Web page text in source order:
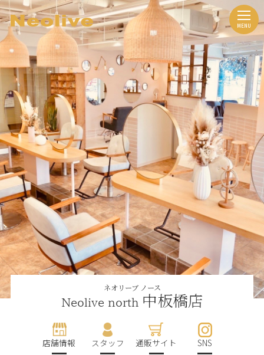
ネオリーブ ノース
Neolive north 中板橋店
店舗情報 スタッフ 通販サイト SNS